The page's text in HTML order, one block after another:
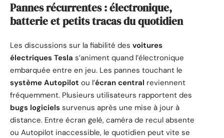
Pannes récurrentes : électronique,
batterie et petits tracas du quotidien
Les discussions sur la fiabilité des voitures
électriques Tesla s’animent quand l’électronique
embarquée entre en jeu. Les pannes touchant le
système Autopilot ou l’écran central reviennent
fréquemment. Plusieurs utilisateurs rapportent des
bugs logiciels survenus après une mise à jour à
distance. Entre écran gelé, caméra de recul absente
ou Autopilot inaccessible, le quotidien peut vite se